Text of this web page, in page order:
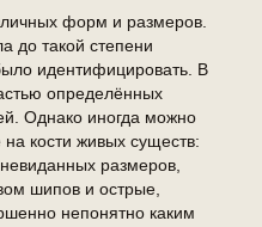
форм и размеров.
до такой степени
идентифицировать. В
определённых
Однако иногда можно
кости живых существ:
размеров,
шипов и острые,
непонятно каким